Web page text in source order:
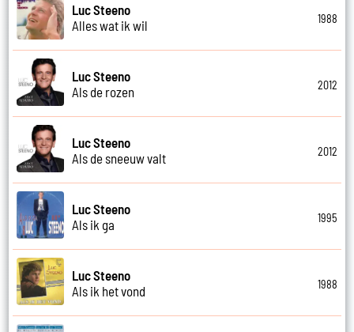
Luc Steeno
Alles wat ik wil
1988
Luc Steeno
Als de rozen
2012
Luc Steeno
Als de sneeuw valt
2012
Luc Steeno
Als ik ga
1995
Luc Steeno
Als ik het vond
1988